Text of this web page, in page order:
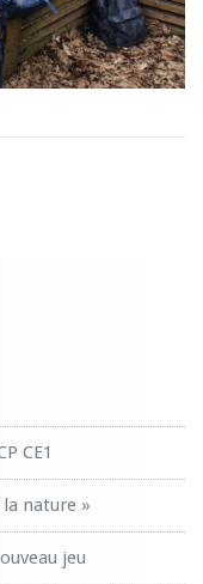
1
6
_
1
2
CE1
nature »
jeu